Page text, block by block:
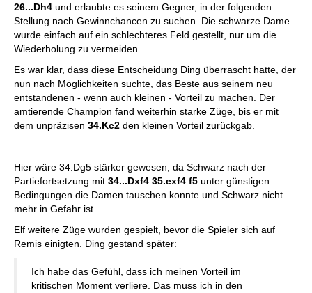
26...Dh4 und erlaubte es seinem Gegner, in der folgenden
Stellung nach Gewinnchancen zu suchen. Die schwarze Dame
wurde einfach auf ein schlechteres Feld gestellt, nur um die
Wiederholung zu vermeiden.
Es war klar, dass diese Entscheidung Ding überrascht hatte, der
nun nach Möglichkeiten suchte, das Beste aus seinem neu
entstandenen - wenn auch kleinen - Vorteil zu machen. Der
amtierende Champion fand weiterhin starke Züge, bis er mit
dem unpräzisen 34.Kc2 den kleinen Vorteil zurückgab.
Hier wäre 34.Dg5 stärker gewesen, da Schwarz nach der
Partiefortsetzung mit 34...Dxf4 35.exf4 f5 unter günstigen
Bedingungen die Damen tauschen konnte und Schwarz nicht
mehr in Gefahr ist.
Elf weitere Züge wurden gespielt, bevor die Spieler sich auf
Remis einigten. Ding gestand später:
Ich habe das Gefühl, dass ich meinen Vorteil im
kritischen Moment verliere. Das muss ich in den